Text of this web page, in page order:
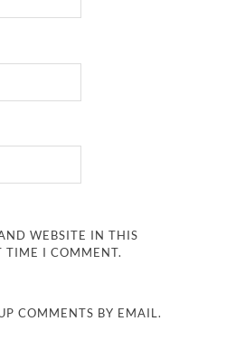
WEBSITE IN THIS
TIME I COMMENT.
COMMENTS BY EMAIL.